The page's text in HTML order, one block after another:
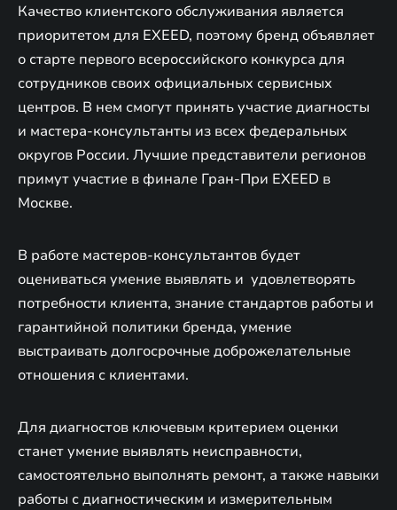
Качество клиентского обслуживания является
приоритетом для EXEED, поэтому бренд объявляет
о старте первого всероссийского конкурса для
сотрудников своих официальных сервисных
центров. В нем смогут принять участие диагносты
и мастера-консультанты из всех федеральных
округов России. Лучшие представители регионов
примут участие в финале Гран-При EXEED в
Москве.
В работе мастеров-консультантов будет
оцениваться умение выявлять и удовлетворять
потребности клиента, знание стандартов работы и
гарантийной политики бренда, умение
выстраивать долгосрочные доброжелательные
отношения с клиентами.
Для диагностов ключевым критерием оценки
станет умение выявлять неисправности,
самостоятельно выполнять ремонт, а также навыки
работы с диагностическим и измерительным